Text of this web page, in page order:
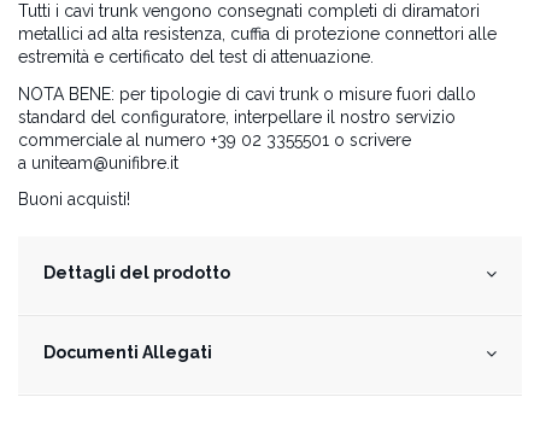
Tutti i cavi trunk vengono consegnati completi di diramatori
metallici ad alta resistenza, cuffia di protezione connettori alle
estremità e certificato del test di attenuazione.
NOTA BENE: per tipologie di cavi trunk o misure fuori dallo
standard del configuratore, interpellare il nostro servizio
commerciale al numero +39 02 3355501 o scrivere
a uniteam@unifibre.it
Buoni acquisti!
Dettagli del prodotto
Documenti Allegati